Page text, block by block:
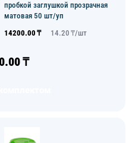
пробкой заглушкой прозрачная
матовая 50 шт/уп
14200.00 ₸ 14.20 ₸/шт
₸